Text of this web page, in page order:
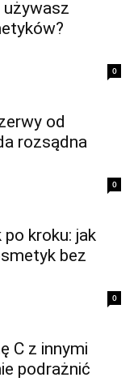
używasz
0
od
rozsądna
0
kroku: jak
bez
0
C z innymi
podrażnić